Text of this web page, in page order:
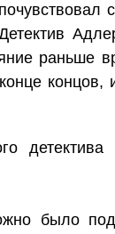
раньше
концов,
было